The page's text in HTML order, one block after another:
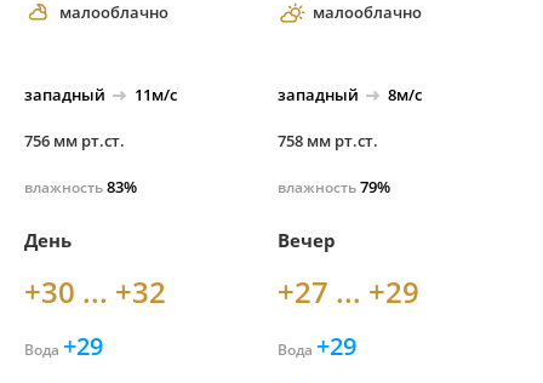
малооблачно
западный 11м/с
756 мм рт.ст.
влажность83%
малооблачно
западный 8м/с
758 мм рт.ст.
влажность79%
День
+30 ... +32
Вода +29
Вечер
+27 ... +29
Вода +29